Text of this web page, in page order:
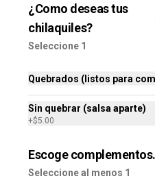
Papache
Orden de chilaquiles rellenos de
$170.00
¿Como deseas tus
chilaquiles?
Seleccione 1
Quebrados (listos para
Sin quebrar (salsa aparte)
+$5.00
Escoge complementos.
Seleccione al menos 1